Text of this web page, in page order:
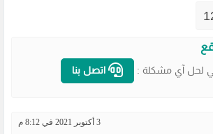
لحل آي مشكلة : اتصل بنا
3 أكتوبر 2021 في 8:12 م